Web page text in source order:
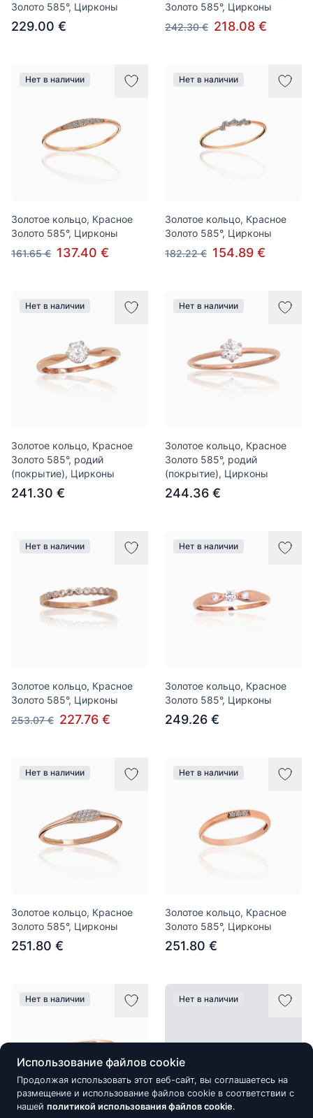
Золото 585°, Цирконы
229.00 €
Золото 585°, Цирконы
242.30 € 218.08 €
Нет в наличии
Золотое кольцо, Красное
Золото 585°, Цирконы
161.65 € 137.40 €
Нет в наличии
Золотое кольцо, Красное
Золото 585°, Цирконы
182.22 € 154.89 €
Нет в наличии
Золотое кольцо, Красное
Золото 585°, родий
(покрытие), Цирконы
241.30 €
Нет в наличии
Золотое кольцо, Красное
Золото 585°, родий
(покрытие), Цирконы
244.36 €
Нет в наличии
Золотое кольцо, Красное
Золото 585°, Цирконы
253.07 € 227.76 €
Нет в наличии
Золотое кольцо, Красное
Золото 585°, Цирконы
249.26 €
Нет в наличии
Золотое кольцо, Красное
Золото 585°, Цирконы
251.80 €
Нет в наличии
Золотое кольцо, Красное
Золото 585°, Цирконы
251.80 €
Нет в наличии Нет в наличии
Использование файлов cookie
Продолжая использовать этот веб-сайт, вы соглашаетесь на
размещение и использование файлов cookie в соответствии с
нашей политикой использования файлов cookie.